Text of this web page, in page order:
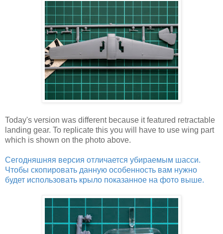
Today's version was different because it featured retractable
landing gear. To replicate this you will have to use wing part
which is shown on the photo above.
Сегодняшняя версия отличается убираемым шасси.
Чтобы скопировать данную особенность вам нужно
будет использовать крыло показанное на фото выше.